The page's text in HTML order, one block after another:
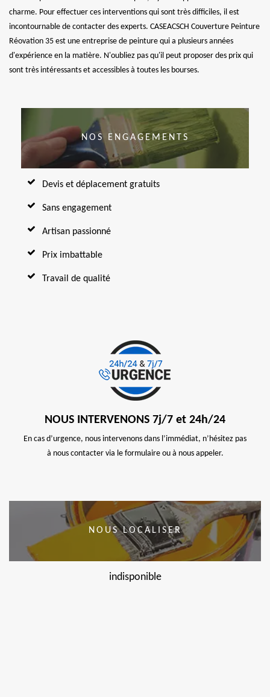
charme. Pour effectuer ces interventions qui sont très difficiles, il est
incontournable de contacter des experts. CASEACSCH Couverture Peinture
Réovation 35 est une entreprise de peinture qui a plusieurs années
d'expérience en la matière. N'oubliez pas qu'il peut proposer des prix qui
sont très intéressants et accessibles à toutes les bourses.
NOS ENGAGEMENTS
Devis et déplacement gratuits
Sans engagement
Artisan passionné
Prix imbattable
Travail de qualité
NOUS INTERVENONS 7j/7 et 24h/24
En cas d’urgence, nous intervenons dans l’immédiat, n’hésitez pas
à nous contacter via le formulaire ou à nous appeler.
NOUS LOCALISER
indisponible